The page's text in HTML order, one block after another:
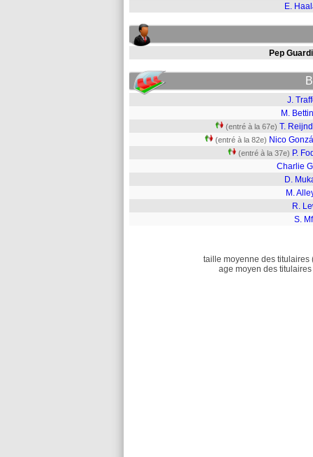
E.
Pep
J.
M.
(entré à la 67e) T.
(entré à la 82e) Nico
(entré à la 37e) P.
Charlie
D.
M.
R.
S.
taille moyenne des titulaires
age moyen des titulaires